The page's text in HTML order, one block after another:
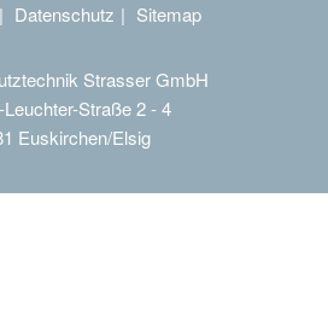
Datenschutz Sitemap
Strasser GmbH
Leuchter-Straße 2 - 4
Euskirchen/Elsig